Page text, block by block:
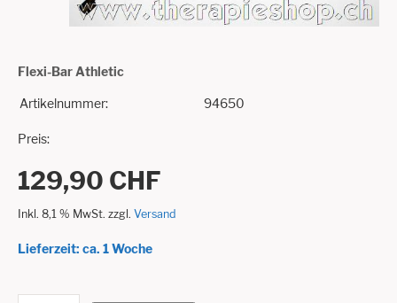
Flexi-Bar Athletic
Artikelnummer: 94650
Preis:
129,90 CHF
Inkl. 8,1 % MwSt. zzgl. Versand
Lieferzeit: ca. 1 Woche